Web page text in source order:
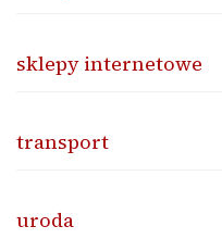
sklepy internetowe
transport
uroda